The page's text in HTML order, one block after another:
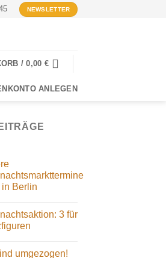
NEWSLETTER
/0,00 €
ANLEGEN
in Berlin
3 für
umgezogen!